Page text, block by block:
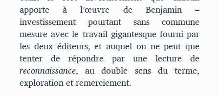
apporte à l’œuvre de Benjamin –
investissement pourtant sans commune
mesure avec le travail gigantesque fourni par
les deux éditeurs, et auquel on ne peut que
tenter de répondre par une lecture de
reconnaissance, au double sens du terme,
exploration et remerciement.